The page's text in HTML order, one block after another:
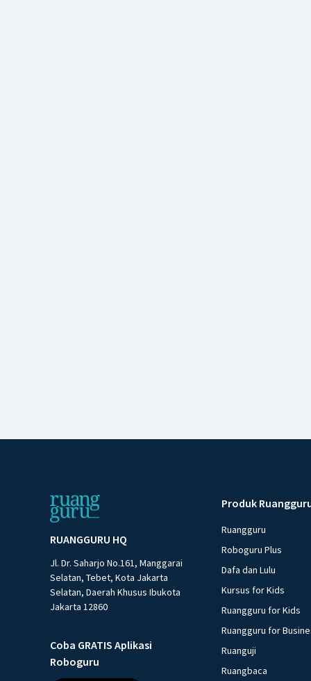
RUANGGURU HQ
Jl. Dr. Saharjo No.161, Manggarai
Selatan, Tebet, Kota Jakarta
Selatan, Daerah Khusus Ibukota
Jakarta 12860
Coba GRATIS Aplikasi
Roboguru
Produk
Ruangguru
Roboguru Plus
Dafa dan Lulu
Kursus for Kids
Ruangguru for Kids
Ruangguru for
Ruanguji
Ruangbaca